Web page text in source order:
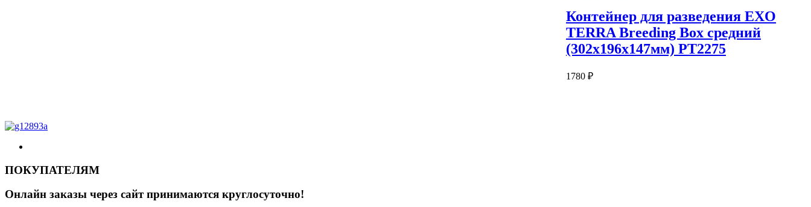
Контейнер для разведения EXO
TERRA Breeding Box средний
(302х196х147мм) PT2275
1780 ₽
ПОКУПАТЕЛЯМ
Онлайн заказы через сайт принимаются круглосуточно!